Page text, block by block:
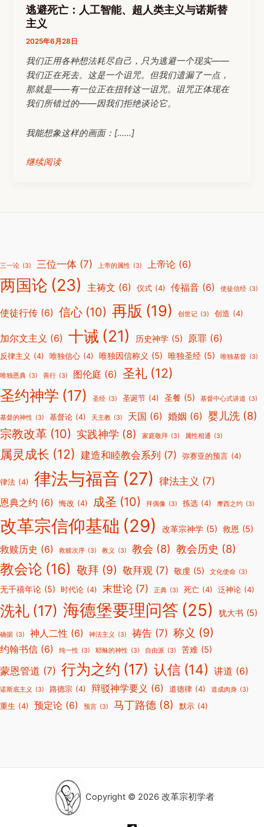
逃避死亡：人工智能、超人类主义与诺斯替
主义
2025年6月28日
我们正用各种想法耗尽自己，只为逃避一个现实——
我们正在死去。这是一个诅咒。但我们遗漏了一点，
那就是——有一位正在扭转这一诅咒。诅咒正体现在
我们所错过的——因我们拒绝谈论它。
我能想象这样的画面：[……]
继续阅读
三一论 (3) 三位一体 (7) 上帝的属性 (3) 上帝论 (6)
两国论 (23) 主祷文 (6) 仪式 (4) 传福音 (6) 使徒信经 (3)
使徒行传 (6) 信心 (10) 再版 (19) 创世记 (3) 创造 (4)
加尔文主义 (6) 十诫 (21) 历史神学 (5) 原罪 (6)
反律主义 (4) 唯独信心 (4) 唯独因信称义 (5) 唯独圣经 (5) 唯独基督 (3)
唯独恩典 (3) 善行 (3) 图伦庭 (6) 圣礼 (12)
圣约神学 (17) 圣经 (3) 圣诞节 (4) 圣餐 (5) 基督中心式讲道 (3)
基督的神性 (3) 基督论 (4) 天主教 (3) 天国 (6) 婚姻 (6) 婴儿洗 (8)
宗教改革 (10) 实践神学 (8) 家庭敬拜 (3) 属性相通 (3)
属灵成长 (12) 建造和睦教会系列 (7) 弥赛亚的预言 (4)
律法 (4) 律法与福音 (27) 律法主义 (7)
恩典之约 (6) 悔改 (4) 成圣 (10) 拜偶像 (3) 拣选 (4) 摩西之约 (3)
改革宗信仰基础 (29) 改革宗神学 (5) 救恩 (5)
救赎历史 (6) 救赎次序 (3) 教义 (3) 教会 (8) 教会历史 (8)
教会论 (16) 敬拜 (9) 敬拜观 (7) 敬虔 (5) 文化使命 (3)
无千禧年论 (5) 时代论 (4) 末世论 (7) 正典 (3) 死亡 (4) 泛神论 (4)
洗礼 (17) 海德堡要理问答 (25) 犹大书 (5)
确据 (3) 神人二性 (6) 神法主义 (3) 祷告 (7) 称义 (9)
约翰书信 (6) 纯一性 (3) 耶稣的神性 (3) 自由派 (3) 苦难 (5)
蒙恩管道 (7) 行为之约 (17) 认信 (14) 讲道 (6)
诺斯底主义 (3) 路德宗 (4) 辩驳神学要义 (6) 道德律 (4) 道成肉身 (3)
重生 (4) 预定论 (6) 预言 (3) 马丁路德 (8) 默示 (4)
Copyright © 2026 改革宗初学者